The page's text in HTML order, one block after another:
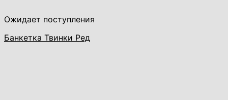
Ожидает поступления
Банкетка Твинки Ред